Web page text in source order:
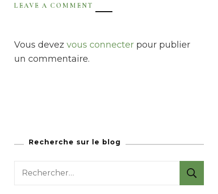
LEAVE A COMMENT
Vous devez vous connecter pour publier
un commentaire.
Recherche sur le blog